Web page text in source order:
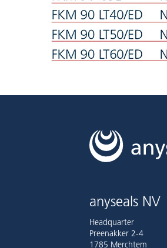
anyseals NV
Headquarter
Preenakker 2-4
1785 Merchtem